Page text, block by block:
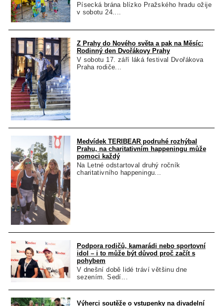
Písecká brána blízko Pražského hradu ožije
v sobotu 24....
Z Prahy do Nového světa a pak na Měsíc:
Rodinný den Dvořákovy Prahy
V sobotu 17. září láká festival Dvořákova
Praha rodiče...
Medvídek TERIBEAR podruhé rozhýbal
Prahu, na charitativním happeningu může
pomoci každý
Na Letné odstartoval druhý ročník
charitativního happeningu...
Podpora rodičů, kamarádi nebo sportovní
idol – i to může být důvod proč začít s
pohybem
V dnešní době lidé tráví většinu dne
sezením. Sedí...
Výherci soutěže o vstupenky na divadelní